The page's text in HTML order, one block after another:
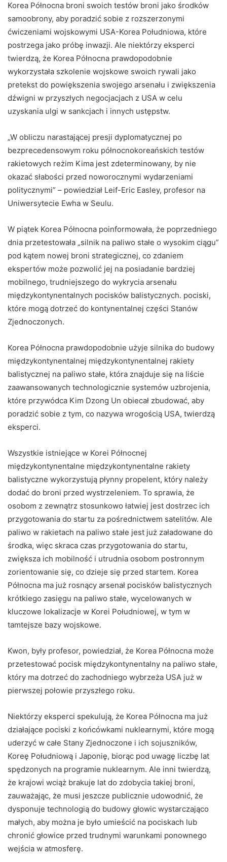
Korea Północna broni swoich testów broni jako środków
samoobrony, aby poradzić sobie z rozszerzonymi
ćwiczeniami wojskowymi USA-Korea Południowa, które
postrzega jako próbę inwazji. Ale niektórzy eksperci
twierdzą, że Korea Północna prawdopodobnie
wykorzystała szkolenie wojskowe swoich rywali jako
pretekst do powiększenia swojego arsenału i zwiększenia
dźwigni w przyszłych negocjacjach z USA w celu
uzyskania ulgi w sankcjach i innych ustępstw.
„W obliczu narastającej presji dyplomatycznej po
bezprecedensowym roku północnokoreańskich testów
rakietowych reżim Kima jest zdeterminowany, by nie
okazać słabości przed noworocznymi wydarzeniami
politycznymi” – powiedział Leif-Eric Easley, profesor na
Uniwersytecie Ewha w Seulu.
W piątek Korea Północna poinformowała, że ​​poprzedniego
dnia przetestowała „silnik na paliwo stałe o wysokim ciągu”
pod kątem nowej broni strategicznej, co zdaniem
ekspertów może pozwolić jej na posiadanie bardziej
mobilnego, trudniejszego do wykrycia arsenału
międzykontynentalnych pocisków balistycznych. pociski,
które mogą dotrzeć do kontynentalnej części Stanów
Zjednoczonych.
Korea Północna prawdopodobnie użyje silnika do budowy
międzykontynentalnej międzykontynentalnej rakiety
balistycznej na paliwo stałe, która znajduje się na liście
zaawansowanych technologicznie systemów uzbrojenia,
które przywódca Kim Dzong Un obiecał zbudować, aby
poradzić sobie z tym, co nazywa wrogością USA, twierdzą
eksperci.
Wszystkie istniejące w Korei Północnej
międzykontynentalne międzykontynentalne rakiety
balistyczne wykorzystują płynny propelent, który należy
dodać do broni przed wystrzeleniem. To sprawia, że ​​
osobom z zewnątrz stosunkowo łatwiej jest dostrzec ich
przygotowania do startu za pośrednictwem satelitów. Ale
paliwo w rakietach na paliwo stałe jest już załadowane do
środka, więc skraca czas przygotowania do startu,
zwiększa ich mobilność i utrudnia osobom postronnym
zorientowanie się, co dzieje się przed startem. Korea
Północna ma już rosnący arsenał pocisków balistycznych
krótkiego zasięgu na paliwo stałe, wycelowanych w
kluczowe lokalizacje w Korei Południowej, w tym w
tamtejsze bazy wojskowe.
Kwon, były profesor, powiedział, że Korea Północna może
przetestować pocisk międzykontynentalny na paliwo stałe,
który ma dotrzeć do zachodniego wybrzeża USA już w
pierwszej połowie przyszłego roku.
Niektórzy eksperci spekulują, że Korea Północna ma już
działające pociski z końcówkami nuklearnymi, które mogą
uderzyć w całe Stany Zjednoczone i ich sojuszników,
Koreę Południową i Japonię, biorąc pod uwagę liczbę lat
spędzonych na programie nuklearnym. Ale inni twierdzą,
że krajowi wciąż brakuje lat do zdobycia takiej broni,
zauważając, że musi jeszcze publicznie udowodnić, że
dysponuje technologią do budowy głowic wystarczająco
małych, aby można je było umieścić na pociskach lub
chronić głowice przed trudnymi warunkami ponownego
wejścia w atmosferę.